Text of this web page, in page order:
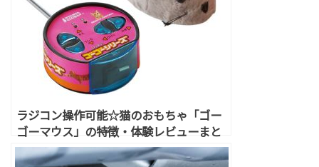
ラジコン操作可能☆猫のおもちゃ「ゴー
ゴーマウス」の特徴・体験レビューまと
め